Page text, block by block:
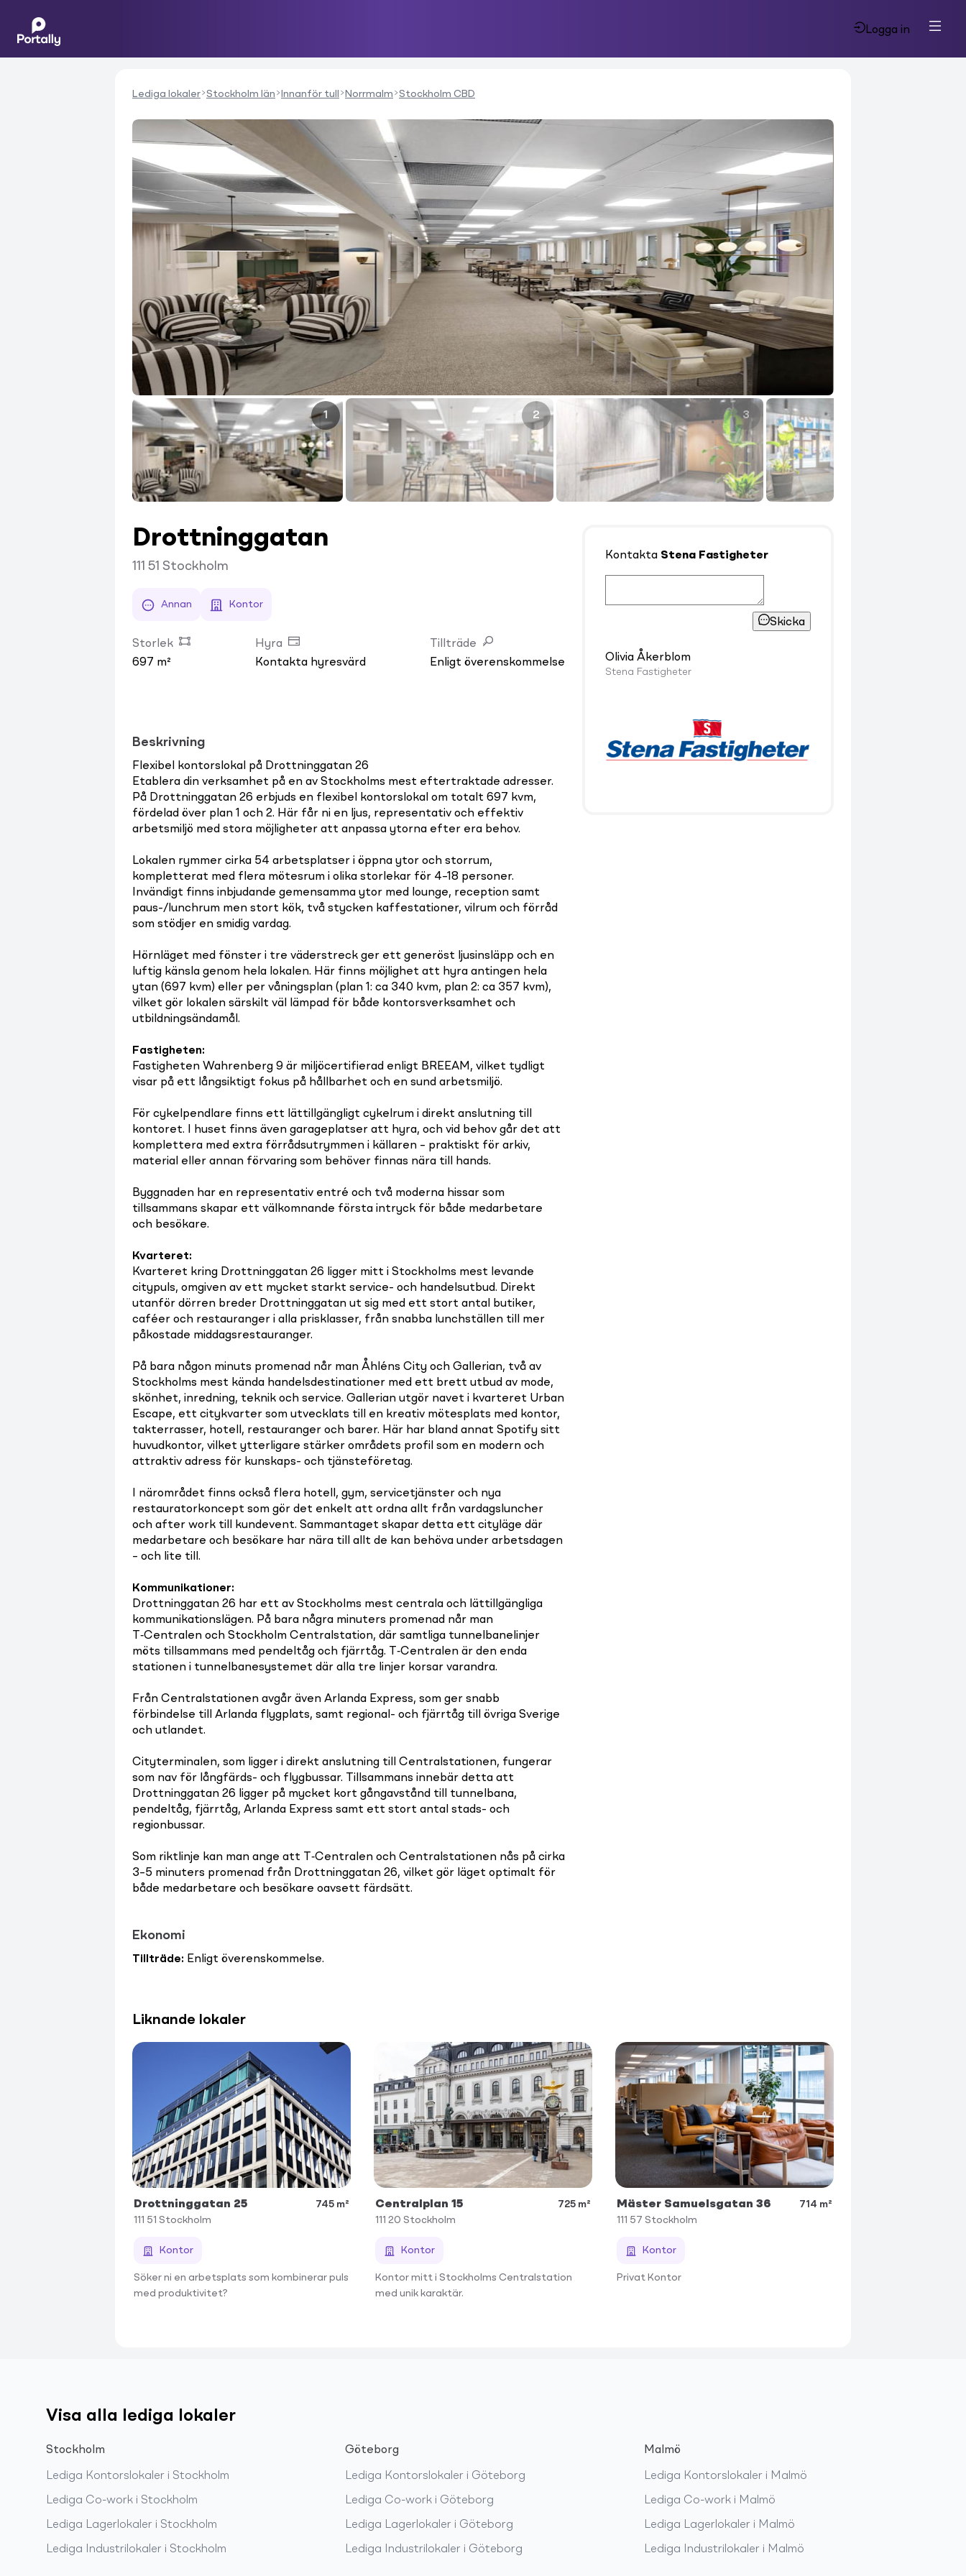
Logga in
Lediga lokaler Stockholm län Innanför tull Norrmalm Stockholm CBD
1 2 3
Drottninggatan
111 51 Stockholm
Annan Kontor
Storlek
697 m²
Hyra
Kontakta hyresvärd
Tillträde
Enligt överenskommelse
Beskrivning
Flexibel kontorslokal på Drottninggatan 26
Etablera din verksamhet på en av Stockholms mest eftertraktade adresser.
På Drottninggatan 26 erbjuds en flexibel kontorslokal om totalt 697 kvm,
fördelad över plan 1 och 2. Här får ni en ljus, representativ och effektiv
arbetsmiljö med stora möjligheter att anpassa ytorna efter era behov.
Lokalen rymmer cirka 54 arbetsplatser i öppna ytor och storrum,
kompletterat med flera mötesrum i olika storlekar för 4–18 personer.
Invändigt finns inbjudande gemensamma ytor med lounge, reception samt
paus-/lunchrum men stort kök, två stycken kaffestationer, vilrum och förråd
som stödjer en smidig vardag.
Hörnläget med fönster i tre väderstreck ger ett generöst ljusinsläpp och en
luftig känsla genom hela lokalen. Här finns möjlighet att hyra antingen hela
ytan (697 kvm) eller per våningsplan (plan 1: ca 340 kvm, plan 2: ca 357 kvm),
vilket gör lokalen särskilt väl lämpad för både kontorsverksamhet och
utbildningsändamål.
Fastigheten:
Fastigheten Wahrenberg 9 är miljöcertifierad enligt BREEAM, vilket tydligt
visar på ett långsiktigt fokus på hållbarhet och en sund arbetsmiljö.
För cykelpendlare finns ett lättillgängligt cykelrum i direkt anslutning till
kontoret. I huset finns även garageplatser att hyra, och vid behov går det att
komplettera med extra förrådsutrymmen i källaren – praktiskt för arkiv,
material eller annan förvaring som behöver finnas nära till hands.
Byggnaden har en representativ entré och två moderna hissar som
tillsammans skapar ett välkomnande första intryck för både medarbetare
och besökare.
Kvarteret:
Kvarteret kring Drottninggatan 26 ligger mitt i Stockholms mest levande
citypuls, omgiven av ett mycket starkt service- och handelsutbud. Direkt
utanför dörren breder Drottninggatan ut sig med ett stort antal butiker,
caféer och restauranger i alla prisklasser, från snabba lunchställen till mer
påkostade middagsrestauranger.
På bara någon minuts promenad når man Åhléns City och Gallerian, två av
Stockholms mest kända handelsdestinationer med ett brett utbud av mode,
skönhet, inredning, teknik och service. Gallerian utgör navet i kvarteret Urban
Escape, ett citykvarter som utvecklats till en kreativ mötesplats med kontor,
takterrasser, hotell, restauranger och barer. Här har bland annat Spotify sitt
huvudkontor, vilket ytterligare stärker områdets profil som en modern och
attraktiv adress för kunskaps- och tjänsteföretag.
I närområdet finns också flera hotell, gym, servicetjänster och nya
restauratorkoncept som gör det enkelt att ordna allt från vardagsluncher
och after work till kundevent. Sammantaget skapar detta ett cityläge där
medarbetare och besökare har nära till allt de kan behöva under arbetsdagen
– och lite till.
Kommunikationer:
Drottninggatan 26 har ett av Stockholms mest centrala och lättillgängliga
kommunikationslägen. På bara några minuters promenad når man
T‑Centralen och Stockholm Centralstation, där samtliga tunnelbanelinjer
möts tillsammans med pendeltåg och fjärrtåg. T‑Centralen är den enda
stationen i tunnelbanesystemet där alla tre linjer korsar varandra.
Från Centralstationen avgår även Arlanda Express, som ger snabb
förbindelse till Arlanda flygplats, samt regional- och fjärrtåg till övriga Sverige
och utlandet.
Cityterminalen, som ligger i direkt anslutning till Centralstationen, fungerar
som nav för långfärds- och flygbussar. Tillsammans innebär detta att
Drottninggatan 26 ligger på mycket kort gångavstånd till tunnelbana,
pendeltåg, fjärrtåg, Arlanda Express samt ett stort antal stads- och
regionbussar.
Som riktlinje kan man ange att T‑Centralen och Centralstationen nås på cirka
3–5 minuters promenad från Drottninggatan 26, vilket gör läget optimalt för
både medarbetare och besökare oavsett färdsätt.
Ekonomi
Tillträde: Enligt överenskommelse.
Kontakta Stena Fastigheter
Skicka
Olivia Åkerblom
Stena Fastigheter
Liknande lokaler
Drottninggatan 25
745 m²
111 51 Stockholm
Kontor
Söker ni en arbetsplats som kombinerar puls
med produktivitet?
Centralplan 15
725 m²
111 20 Stockholm
Kontor
Kontor mitt i Stockholms Centralstation
med unik karaktär.
Mäster Samuelsgatan 36
714 m²
111 57 Stockholm
Kontor
Privat Kontor
Visa alla lediga lokaler
Stockholm
Lediga Kontorslokaler i Stockholm
Lediga Co-work i Stockholm
Lediga Lagerlokaler i Stockholm
Lediga Industrilokaler i Stockholm
Göteborg
Lediga Kontorslokaler i Göteborg
Lediga Co-work i Göteborg
Lediga Lagerlokaler i Göteborg
Lediga Industrilokaler i Göteborg
Malmö
Lediga Kontorslokaler i Malmö
Lediga Co-work i Malmö
Lediga Lagerlokaler i Malmö
Lediga Industrilokaler i Malmö